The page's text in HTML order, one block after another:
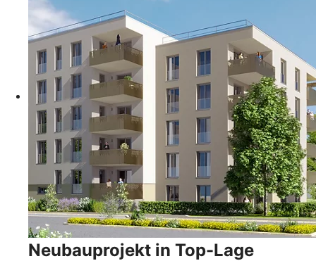
Neubauprojekt in Top-Lage